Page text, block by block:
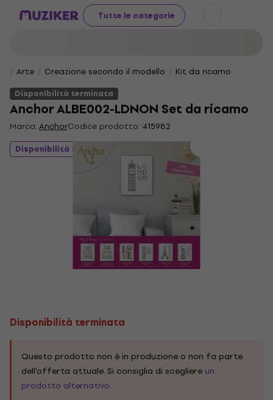
Tutte le categorie
Arte Creazione secondo il modello
Kit da ricamo
Disponibilità terminata
Anchor ALBE002-LDNON Set da ricamo
Marca:AnchorCodice prodotto: 415982
Disponibilità terminata
Disponibilità terminata
Questo prodotto non è in produzione o non fa parte
dell'offerta attuale. Si consiglia di scegliere un
prodotto alternativo.